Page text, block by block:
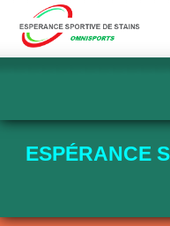
ESPÉRANCE
Panneau de gestion des